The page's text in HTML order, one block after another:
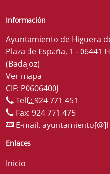
Información
Ayuntamiento de Higuera
Plaza de España, 1 - 06441
(Badajoz)
Ver mapa
CIF: P0606400J
Telf.: 924 771 451
Fax: 924 771 475
E-mail:
Enlaces
Inicio